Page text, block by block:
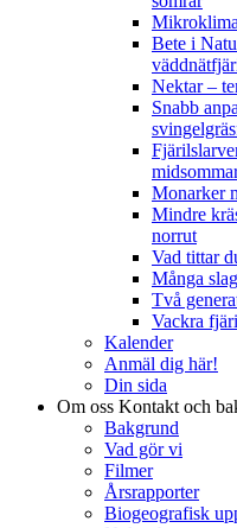
Bete i
Nektar –
Snabb
Monarker
Mindre
norrut
Vad tittar
Många
Två
Vackra
Kalender
Anmäl dig här!
Din sida
Om oss Kontakt och
Bakgrund
Vad gör vi
Filmer
Årsrapporter
Biogeografisk